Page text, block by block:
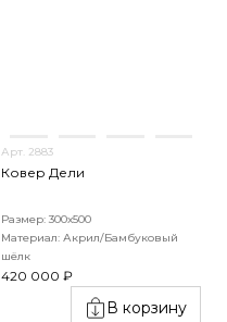
Арт. 2883
Ковер Дели
Размер: 300х500
Материал: Акрил/Бамбуковый
шёлк
420 000 ₽
В корзину